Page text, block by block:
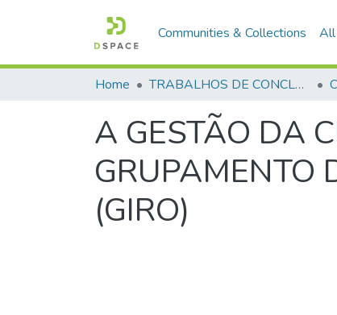
Communities & Collections All
Home TRABALHOS DE CONCLUSÃO DE CURSO - CFO (CURSO DE FORMAÇÃO DE OFICIAIS)
A GESTÃO DA
GRUPAMENTO
(GIRO)